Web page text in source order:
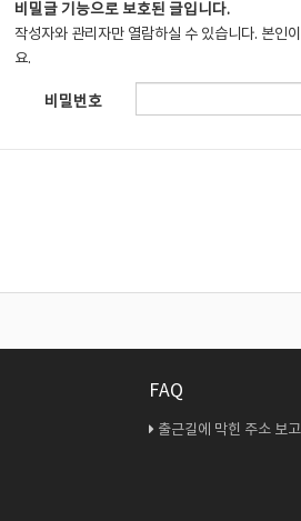
비밀글 기능으로 보호된 글입니다.
작성자와 관리자만 열람하실 수 있습니다. 본인
요.
비밀번호
FAQ
출근길에 막힌 주소 보고 대체주